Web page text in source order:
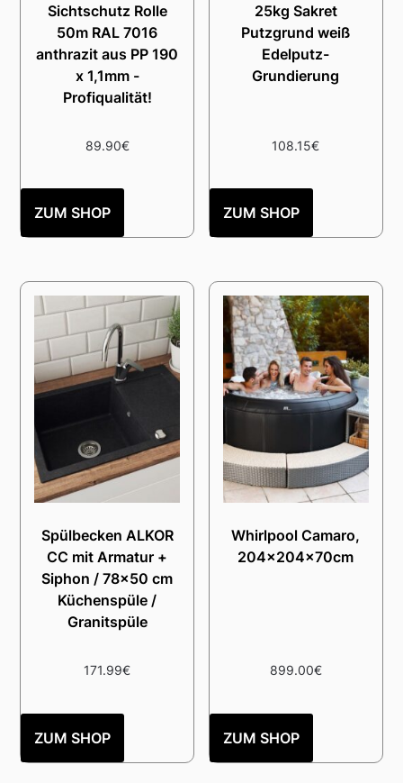
Sichtschutz Rolle
50m RAL 7016
anthrazit aus PP 190
x 1,1mm -
Profiqualität!
89.90€
ZUM SHOP
25kg Sakret
Putzgrund weiß
Edelputz-
Grundierung
108.15€
ZUM SHOP
Spülbecken ALKOR
CC mit Armatur +
Siphon / 78×50 cm
Küchenspüle /
Granitspüle
171.99€
ZUM SHOP
Whirlpool Camaro,
204x204x70cm
899.00€
ZUM SHOP